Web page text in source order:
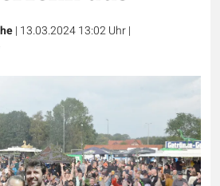
| 13.03.2024 13:02 Uhr|